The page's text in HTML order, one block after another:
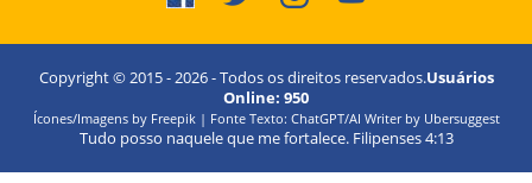
Copyright © 2015 -2026- Todos os direitos reservados.Usuários
Online: 950
Ícones/Imagens by Freepik | Fonte Texto: ChatGPT/AI Writer by Ubersuggest
Tudo posso naquele que me fortalece. Filipenses 4:13